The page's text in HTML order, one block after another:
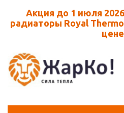
Акция до 1 июля
радиаторы Royal